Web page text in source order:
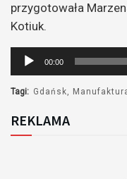
przygotowała
Kotiuk.
Odtwarzacz
plików
dźwiękowych
00:00
Tagi: Gdańsk
REKLAMA